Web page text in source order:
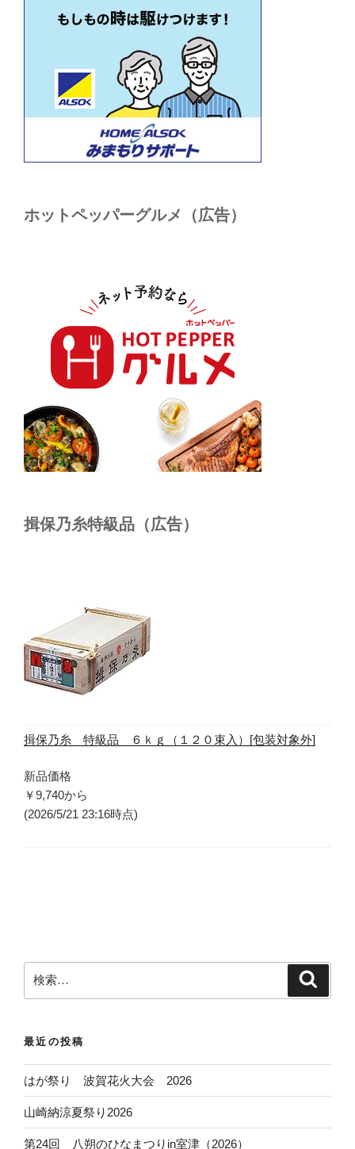
ホットペッパーグルメ（広告）
揖保乃糸特級品（広告）
揖保乃糸 特級品 ６ｋｇ（１２０束入）[包装対象外]
新品価格
￥9,740から
(2026/5/21 23:16時点)
最近の投稿
はが祭り 波賀花火大会 2026
山崎納涼夏祭り2026
第24回 八朔のひなまつりin室津（2026）